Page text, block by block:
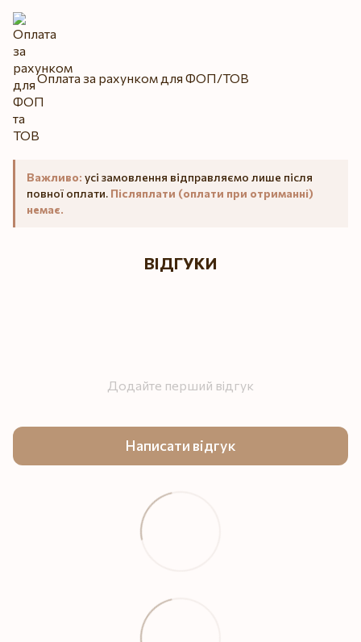
Оплата за рахунком для ФОП/ТОВ
Важливо: усі замовлення відправляємо лише після
повної оплати. Післяплати (оплати при отриманні)
немає.
ВІДГУКИ
Додайте перший відгук
Написати відгук